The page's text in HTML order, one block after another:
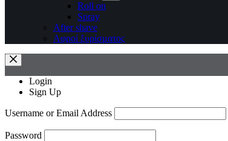
Roll on
Spray
After shave
Αφροί ξυρίσματος
Login
Sign Up
Username or Email Address
Password